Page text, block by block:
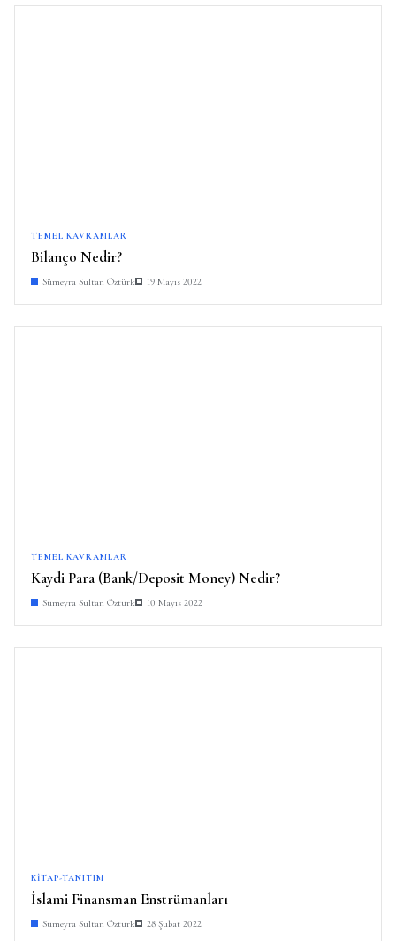
TEMEL KAVRAMLAR
Bilanço Nedir?
Sümeyra Sultan Öztürk 19 Mayıs 2022
TEMEL KAVRAMLAR
Kaydi Para (Bank/Deposit Money) Nedir?
Sümeyra Sultan Öztürk 10 Mayıs 2022
KITAP-TANITIM
İslami Finansman Enstrümanları
Sümeyra Sultan Öztürk 28 Şubat 2022